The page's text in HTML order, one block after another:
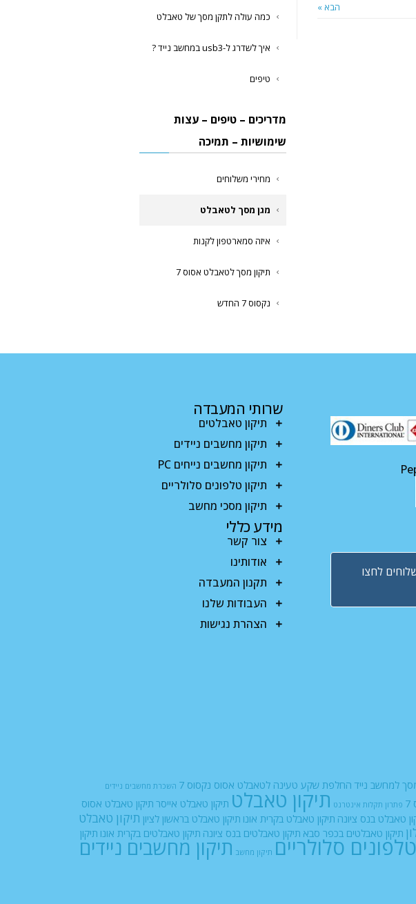
הבא »
כמה עולה לתקן מסך של טאבלט
איך לשדרג ל-usb3 במחשב נייד ?
טיפים
מדריכים – טיפים – עצות
שימושיות – תמיכה
מחירי משלוחים
מגן מסך לטאבלט
איזה סמארטפון לקנות
תיקון מסך לטאבלט אסוס 7
נקסוס 7 החדש
לחצו
שרותי המעבדה
תיקון טאבלטים
תיקון מחשבים ניידים
תיקון מחשבים נייחים PC
תיקון טלפונים סלולריים
תיקון מסכי מחשב
מידע כללי
צור קשר
אודותינו
תקנון המעבדה
העבודות שלנו
הצהרת נגישות
למחשב נייד החלפת שקע טעינה לטאבלט אסוס נקסוס 7 השכרת מחשבים ניידים
פתרון תקלות אינטרנט תיקון טאבלט תיקון טאבלט אייסר תיקון טאבלט אסוס
טאבלט בנס ציונה תיקון טאבלט בקרית אונו תיקון טאבלט בראשון לציון תיקון טאבלט
תיקון טאבלטים בכפר סבא תיקון טאבלטים בנס ציונה תיקון טאבלטים בקרית אונו תיקון
סלולריים תיקון מחשב תיקון מחשבים ניידים